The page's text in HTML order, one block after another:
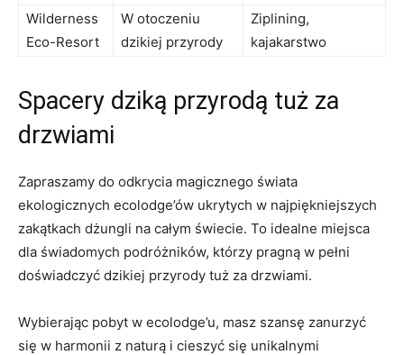
Wilderness
Eco-Resort
W ⁣otoczeniu
dzikiej przyrody
Ziplining,
kajakarstwo
Spacery dziką przyrodą tuż ⁢za​
drzwiami
Zapraszamy do odkrycia magicznego świata
ekologicznych ⁣ecolodge’ów‌ ukrytych w najpiękniejszych
zakątkach dżungli⁤ na całym świecie. To‍ idealne miejsca
⁣dla świadomych podróżników, którzy pragną ⁣w pełni
doświadczyć dzikiej przyrody⁣ tuż za⁤ drzwiami.
Wybierając ⁤pobyt w ecolodge’u, masz szansę zanurzyć
‍się w harmonii z naturą⁤ i cieszyć się unikalnymi